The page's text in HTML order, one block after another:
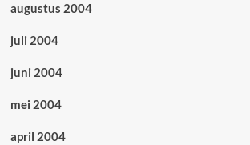
augustus 2004
juli 2004
juni 2004
mei 2004
april 2004